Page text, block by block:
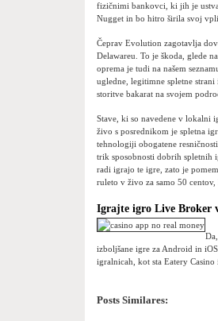
fizičnimi bankovci, ki jih je
Nugget in bo hitro širila svoj
Čeprav Evolution zagotavlja
Delawareu. To je škoda, glede
oprema je tudi na našem
ugledne, legitimne spletne
storitve bakarat na svojem
Stave, ki so navedene v lokalni
živo s posrednikom je spletna
tehnologiji obogatene
trik sposobnosti dobrih
radi igrajo te igre, zato je
ruleto v živo za samo 50
Igrajte igro Live Broker
izboljšane igre za Android in
igralnicah, kot sta Eatery
Posts Similares: